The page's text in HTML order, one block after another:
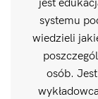
jest
systemu
wiedzieli
osób.